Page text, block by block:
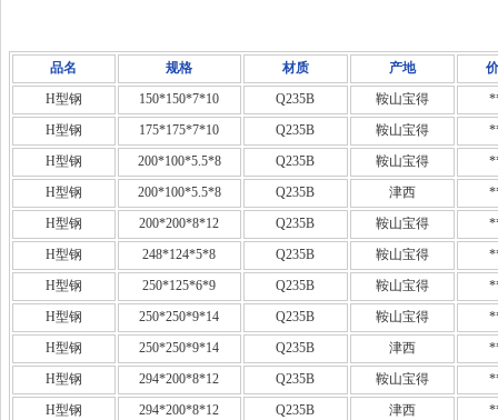
品名 规格 材质 产地
H型钢
150*150*7*10 Q235B 鞍山宝得
H型钢
175*175*7*10 Q235B 鞍山宝得
H型钢
200*100*5.5*8 Q235B 鞍山宝得
H型钢
200*100*5.5*8 Q235B 津西
H型钢
200*200*8*12 Q235B 鞍山宝得
H型钢
248*124*5*8 Q235B 鞍山宝得
H型钢
250*125*6*9 Q235B 鞍山宝得
H型钢
250*250*9*14 Q235B 鞍山宝得
H型钢
250*250*9*14 Q235B 津西
H型钢
294*200*8*12 Q235B 鞍山宝得
H型钢
294*200*8*12 Q235B 津西